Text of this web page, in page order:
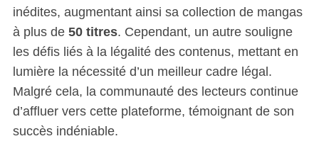
inédites, augmentant ainsi sa collection de mangas
à plus de 50 titres. Cependant, un autre souligne
les défis liés à la légalité des contenus, mettant en
lumière la nécessité d’un meilleur cadre légal.
Malgré cela, la communauté des lecteurs continue
d’affluer vers cette plateforme, témoignant de son
succès indéniable.